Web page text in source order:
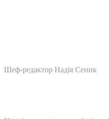
Шеф-редактор Надія Сеник